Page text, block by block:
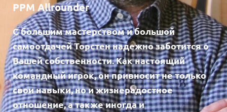
PPM Allrounder
С большим мастерством и большой
самоотдачей Торстен надежно заботится о
Вашей собственности. Как настоящий
командный игрок, он привносит не только
свои навыки, но и жизнерадостное
отношение, а также иногда и